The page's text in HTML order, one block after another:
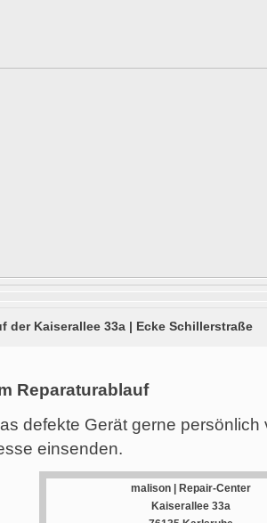
der Kaiserallee 33a | Ecke Schillerstraße
Reparaturablauf
defekte Gerät gerne
einsenden.
malison | Repair-Center
Kaiserallee 33a